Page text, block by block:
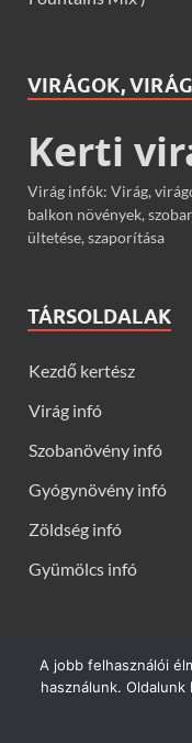
VIRÁGOK,
Kerti
Virág infók: Virág,
balkon növények,
ültetése, szaporítása
TÁRSOLDALAK
Kezdő kertész
Virág infó
Szobanövény infó
Gyógynövény infó
Zöldség infó
Gyümölcs infó
Kerti virágok - Virág
talajtakarók, balkon
gondozása, ültetése,
A jobb felhasználói
használunk.